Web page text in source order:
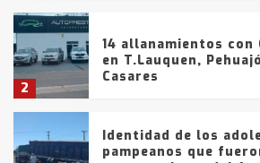
2
14 allanamientos con
en T.Lauquen,
Casares
Identidad de los
pampeanos que